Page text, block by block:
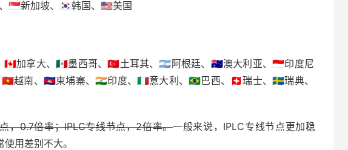
🇸🇬新加坡、🇰🇷韩国、🇺🇸美国
加拿大、🇲🇽墨西哥、🇹🇷土耳其、🇦🇷阿根廷、🇦🇺澳大利亚、🇮🇩印度尼
越南、🇰🇭柬埔寨、🇮🇳印度、🇮🇹意大利、🇧🇷巴西、🇨🇭瑞士、🇸🇪瑞典、
，0.7倍率；IPLC专线节点，2倍率。一般来说，IPLC专线节点更加稳
用差别不大。